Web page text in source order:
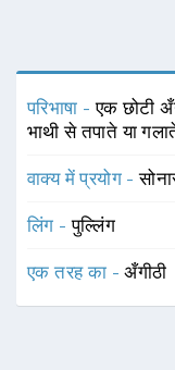
परिभाषा -एक छोटी
भाथी से तपाते या
वाक्य में प्रयोग -
लिंग -पुल्लिंग
एक तरह का -अँगीठी